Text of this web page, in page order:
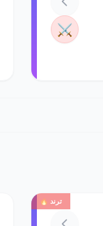
⚔️
ترند 🔥